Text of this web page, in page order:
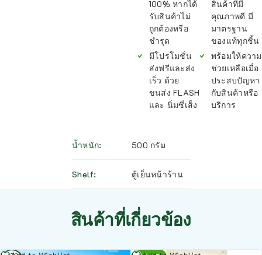
100% หากได้
รับสินค้าไม่
ถูกต้องหรือ
ชำรุด
มีโปรโมชั่น
ส่งฟรีและส่ง
เร็ว ด้วย
ขนส่ง FLASH
และ นิ่มซี่เส็ง
สินค้าที่มี
คุณภาพดี มี
มาตรฐาน
ของแท้ทุกชิ้น
พร้อมให้ความ
ช่วยเหลือเมื่อ
ประสบปัญหา
กับสินค้าหรือ
บริการ
น้ำหนัก 500 กรัม
Shelf ตู้เย็นหน้าร้าน
สินค้าที่เกี่ยวข้อง